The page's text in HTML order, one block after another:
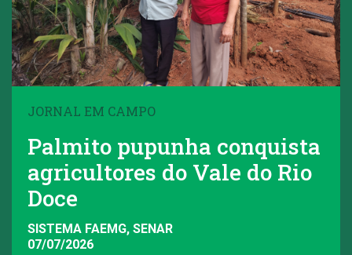
JORNAL EM CAMPO
Palmito pupunha conquista
agricultores do Vale do Rio
Doce
SISTEMA FAEMG, SENAR
07/07/2026